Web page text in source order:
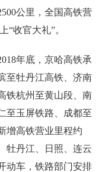
公里，全国高铁营
“收官大礼”。
年底，京哈高铁承
至牡丹江高铁、济南
铁杭州至黄山段、南
至玉屏铁路、成都至
增高铁营业里程约
牡丹江、日照、连云
动车，铁路部门安排